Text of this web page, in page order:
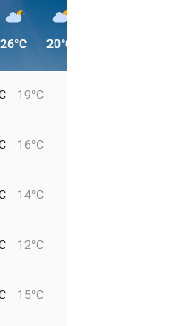
26°C 20°C
19°C
16°C
14°C
12°C
15°C